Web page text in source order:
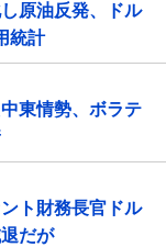
原油反発、ドル
統計
東情勢、ボラテ
ト財務長官ドル
だが